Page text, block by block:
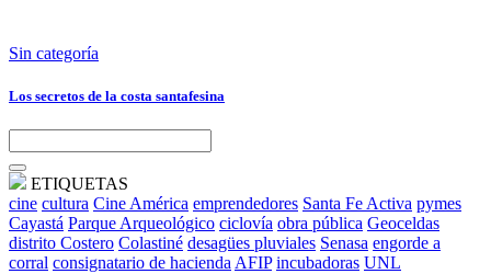
Sin categoría
Los secretos de la costa santafesina
ETIQUETAS
cine cultura Cine América emprendedores Santa Fe Activa pymes
Cayastá Parque Arqueológico ciclovía obra pública Geoceldas
distrito Costero Colastiné desagües pluviales Senasa engorde a
corral consignatario de hacienda AFIP incubadoras UNL